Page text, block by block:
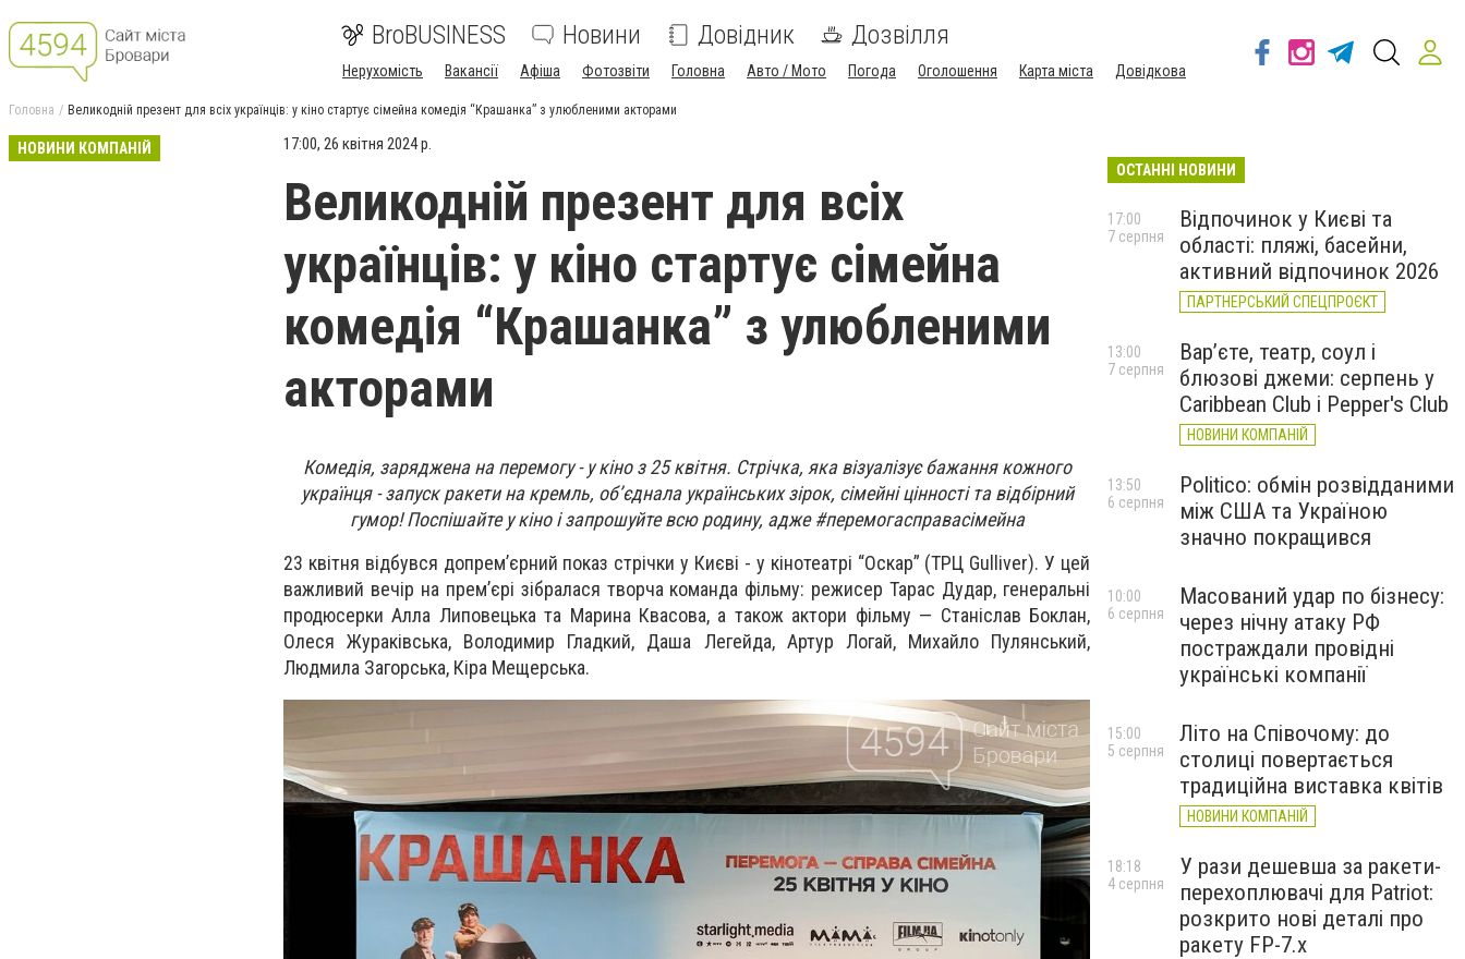
BroBUSINESS Новини Довідник Дозвілля
Нерухомість Вакансії Афіша Фотозвіти Головна Авто / Мото Погода Оголошення Карта міста Довідкова
Головна Великодній презент для всіх українців: у кіно стартує сімейна комедія “Крашанка” з улюбленими акторами
НОВИНИ КОМПАНІЙ 17:00, 26 квітня 2024 р.
Великодній презент для всіх
українців: у кіно стартує сімейна
комедія “Крашанка” з улюбленими
акторами
Комедія, заряджена на перемогу - у кіно з 25 квітня. Стрічка, яка візуалізує бажання кожного
українця - запуск ракети на кремль, обʼєднала українських зірок, сімейні цінності та відбірний
гумор! Поспішайте у кіно і запрошуйте всю родину, адже #перемогасправасімейна
23 квітня відбувся допрем’єрний показ стрічки у Києві - у кінотеатрі “Оскар” (ТРЦ Gulliver). У цей
важливий вечір на прем’єрі зібралася творча команда фільму: режисер Тарас Дудар, генеральні
продюсерки Алла Липовецька та Марина Квасова, а також актори фільму — Станіслав Боклан,
Олеся Жураківська, Володимир Гладкий, Даша Легейда, Артур Логай, Михайло Пулянський,
Людмила Загорська, Кіра Мещерська.
ОСТАННІ НОВИНИ
Відпочинок у Києві та
області: пляжі, басейни,
активний відпочинок 2026
ПАРТНЕРСЬКИЙ СПЕЦПРОЄКТ
17:00
7 серпня
Вар’єте, театр, соул і
блюзові джеми: серпень у
Caribbean Club і Pepper's Club
НОВИНИ КОМПАНІЙ
13:00
7 серпня
Politico: обмін розвідданими
між США та Україною
значно покращився
13:50
6 серпня
Масований удар по бізнесу:
через нічну атаку РФ
постраждали провідні
українські компанії
10:00
6 серпня
Літо на Співочому: до
столиці повертається
традиційна виставка квітів
НОВИНИ КОМПАНІЙ
15:00
5 серпня
У рази дешевша за ракети-
перехоплювачі для Patriot:
розкрито нові деталі про
ракету FP-7.x
18:18
4 серпня